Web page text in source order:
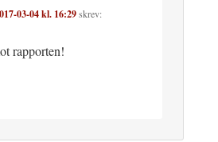
03-04 kl. 16:29skrev:
rapporten!